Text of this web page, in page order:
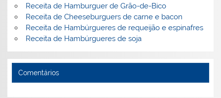
Receita de Hamburguer de Grão-de-Bico
Receita de Cheeseburguers de carne e bacon
Receita de Hambúrgueres de requeijão e espinafres
Receita de Hambúrgueres de soja
Comentários